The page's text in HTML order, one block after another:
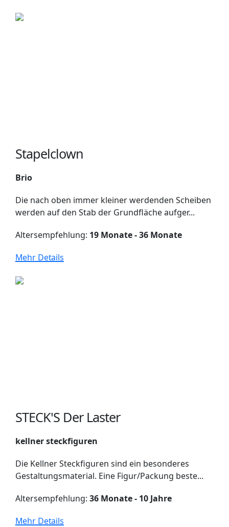
Stapelclown
Brio
Die nach oben immer kleiner werdenden Scheiben
werden auf den Stab der Grundfläche aufger...
Altersempfehlung: 19 Monate - 36 Monate
Mehr Details
STECK'S Der Laster
kellner steckfiguren
Die Kellner Steckfiguren sind ein besonderes
Gestaltungsmaterial. Eine Figur/Packung beste...
Altersempfehlung: 36 Monate - 10 Jahre
Mehr Details